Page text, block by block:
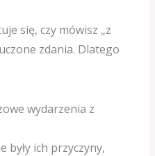
się, czy mówisz „z
zdania. Dlatego
wydarzenia z
były ich przyczyny,